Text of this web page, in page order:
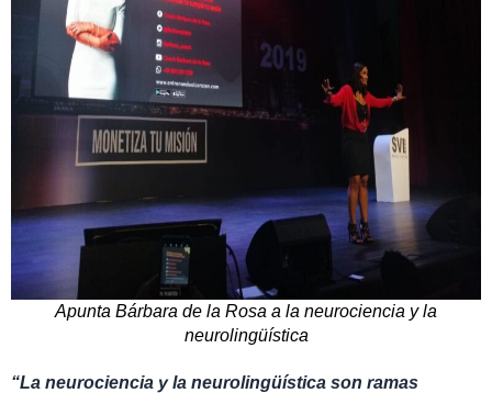
Apunta Bárbara de la Rosa a la neurociencia y la
neurolingüística
“La neurociencia y la neurolingüística son ramas